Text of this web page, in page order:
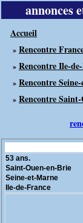
annonces
Accueil
» Rencontre
» Rencontre Ile-
» Rencontre
» Rencontre
53 ans.
Saint-Ouen-en-Brie
Seine-et-Marne
Ile-de-France